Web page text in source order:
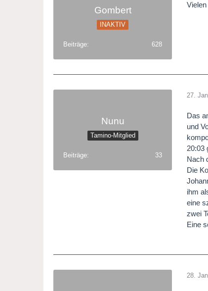
Gombert
INAKTIV
Beiträge 628
Nunu
Tamino-Mitglied
Beiträge 33
27.
Das
und
20:03
Nach
Die
ihm
eine
zwei
Eine
28.